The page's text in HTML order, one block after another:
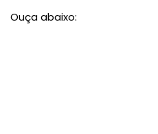
Ouça abaixo: